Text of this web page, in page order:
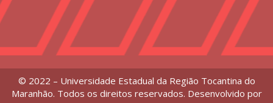
© 2022 – Universidade Estadual da Região Tocantina do
Maranhão. Todos os direitos reservados. Desenvolvido por